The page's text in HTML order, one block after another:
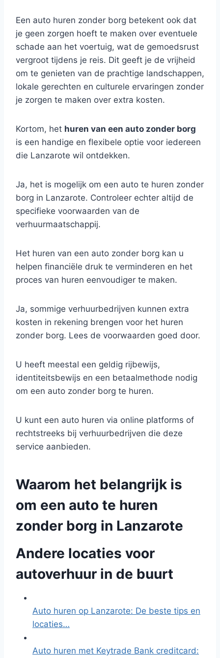
Een auto huren zonder borg betekent ook dat
je geen zorgen hoeft te maken over eventuele
schade aan het voertuig, wat de gemoedsrust
vergroot tijdens je reis. Dit geeft je de vrijheid
om te genieten van de prachtige landschappen,
lokale gerechten en culturele ervaringen zonder
je zorgen te maken over extra kosten.
Kortom, het huren van een auto zonder borg
is een handige en flexibele optie voor iedereen
die Lanzarote wil ontdekken.
Ja, het is mogelijk om een auto te huren zonder
borg in Lanzarote. Controleer echter altijd de
specifieke voorwaarden van de
verhuurmaatschappij.
Het huren van een auto zonder borg kan u
helpen financiële druk te verminderen en het
proces van huren eenvoudiger te maken.
Ja, sommige verhuurbedrijven kunnen extra
kosten in rekening brengen voor het huren
zonder borg. Lees de voorwaarden goed door.
U heeft meestal een geldig rijbewijs,
identiteitsbewijs en een betaalmethode nodig
om een auto zonder borg te huren.
U kunt een auto huren via online platforms of
rechtstreeks bij verhuurbedrijven die deze
service aanbieden.
Waarom het belangrijk is
om een auto te huren
zonder borg in Lanzarote
Andere locaties voor
autoverhuur in de buurt
Auto huren op Lanzarote: De beste tips en
locaties…
Auto huren met Keytrade Bank creditcard: